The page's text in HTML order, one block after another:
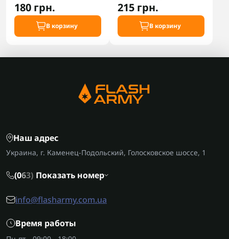
180 грн.
В корзину
215 грн.
В корзину
Наш адрес
Украина, г. Каменец-Подольский, Голосковское шоссе, 1
(063) Показать номер
info@flasharmy.com.ua
Время работы